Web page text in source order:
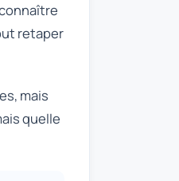
retaper
mais
quelle